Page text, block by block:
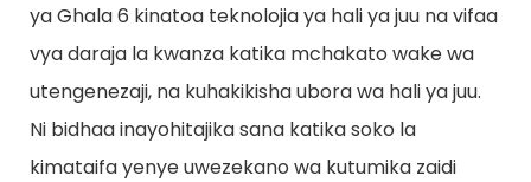
ya Ghala 6 kinatoa teknolojia ya hali ya juu na vifaa
vya daraja la kwanza katika mchakato wake wa
utengenezaji, na kuhakikisha ubora wa hali ya juu.
Ni bidhaa inayohitajika sana katika soko la
kimataifa yenye uwezekano wa kutumika zaidi